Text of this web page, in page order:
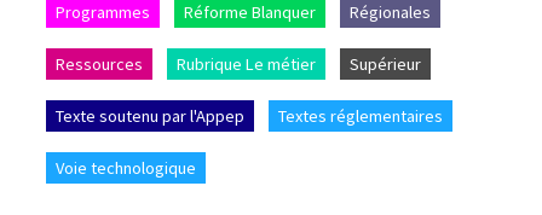
Programmes Réforme Blanquer Régionales
Ressources Rubrique Le métier Supérieur
Texte soutenu par l'Appep Textes réglementaires
Voie technologique